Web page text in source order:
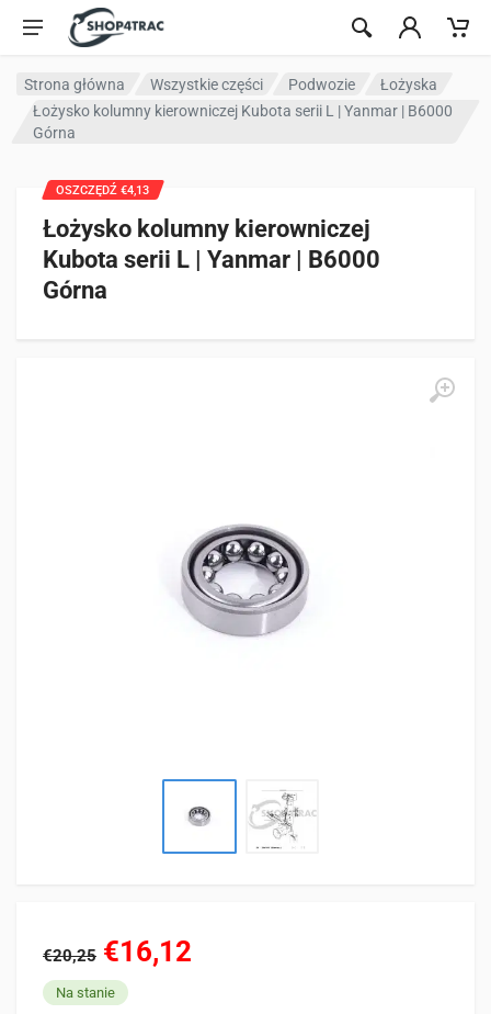
Przejdź do treści
Strona główna Wszystkie części Podwozie
Łożyska
Łożysko kolumny kierowniczej Kubota serii L | Yanmar | B6000
Górna
Łożysko kolumny kierowniczej
Kubota serii L | Yanmar | B6000
Górna
OSZCZĘDŹ €4,13
€20,25 €16,12
Na stanie